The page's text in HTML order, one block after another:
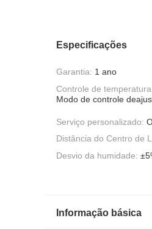
Especificações
Garantia: 1 ano
Controle de
Modo de controle
Serviço personalizado:
Distância do Centro de
Desvio da humidade:
Informação básica